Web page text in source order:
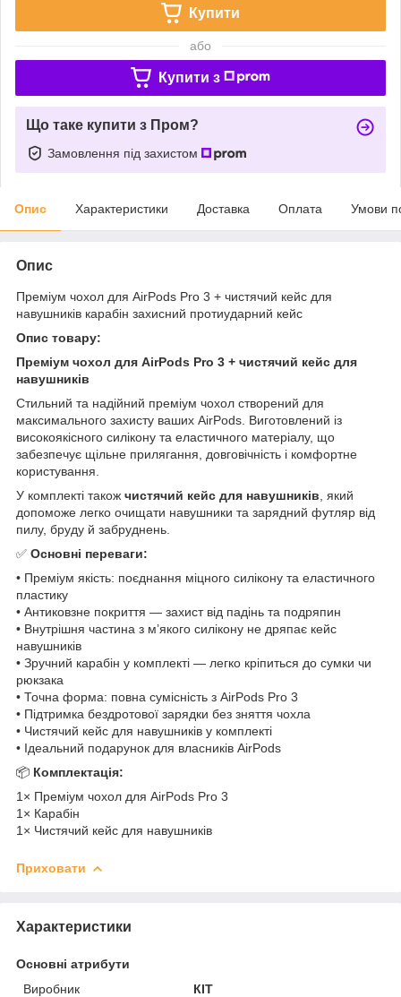
Купити
або
Купити з
Що таке купити з Пром?
Замовлення під захистом
Опис Характеристики Доставка Оплата Умови
Опис
Преміум чохол для AirPods Pro 3 + чистячий кейс для
навушників карабін захисний протиударний кейс
Опис товару:
Преміум чохол для AirPods Pro 3 + чистячий кейс для
навушників
Стильний та надійний преміум чохол створений для
максимального захисту ваших AirPods. Виготовлений із
високоякісного силікону та еластичного матеріалу, що
забезпечує щільне прилягання, довговічність і комфортне
користування.
У комплекті також чистячий кейс для навушників , який
допоможе легко очищати навушники та зарядний футляр від
пилу, бруду й забруднень.
✅ Основні переваги:
• Преміум якість: поєднання міцного силікону та еластичного
пластику
• Антиковзне покриття — захист від падінь та подряпин
• Внутрішня частина з м’якого силікону не дряпає кейс
навушників
• Зручний карабін у комплекті — легко кріпиться до сумки чи
рюкзака
• Точна форма: повна сумісність з AirPods Pro 3
• Підтримка бездротової зарядки без зняття чохла
• Чистячий кейс для навушників у комплекті
• Ідеальний подарунок для власників AirPods
📦 Комплектація:
1× Преміум чохол для AirPods Pro 3
1× Карабін
1× Чистячий кейс для навушників
Приховати
Характеристики
Основні атрибути
Виробник
КІТ